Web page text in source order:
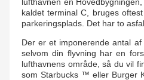
kaldet terminal C, bruges
parkeringsplads. Det har to
Der er et imponerende antal
selvom din flyvning har en
lufthavnens område, så du vil
som Starbucks ™ eller Burger